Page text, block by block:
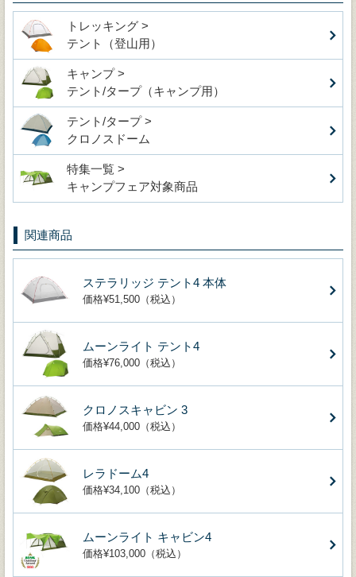
トレッキング >
テント（登山用）
キャンプ >
テント/タープ（キャンプ用）
テント/タープ >
クロノスドーム
特集一覧 >
キャンプフェア対象商品
関連商品
ステラリッジ テント4 本体
価格¥51,500（税込）
ムーンライト テント4
価格¥76,000（税込）
クロノスキャビン 3
価格¥44,000（税込）
レラドーム4
価格¥34,100（税込）
ムーンライト キャビン4
価格¥103,000（税込）